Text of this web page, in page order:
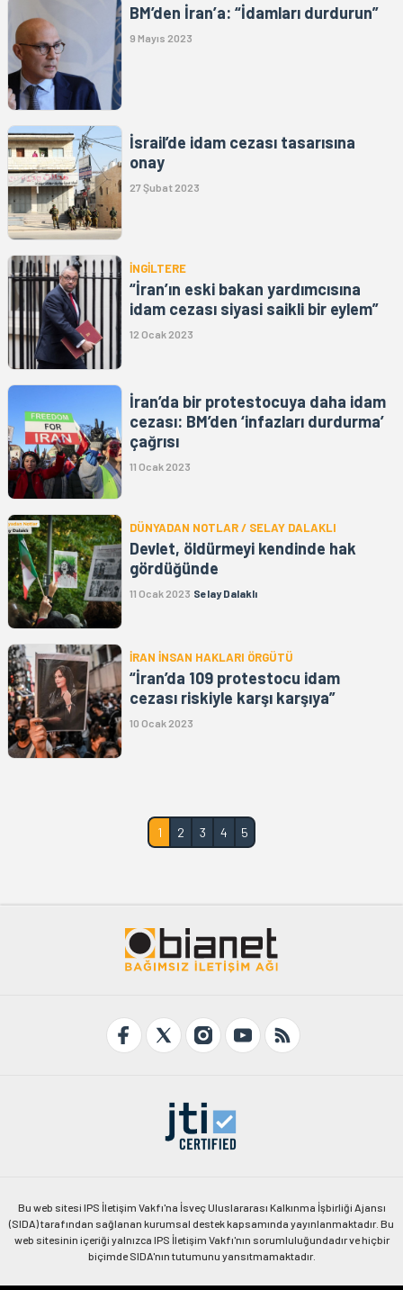
BM’den İran’a: “İdamları durdurun”
9 Mayıs 2023
İsrail’de idam cezası tasarısına
onay
27 Şubat 2023
İNGİLTERE
“İran’ın eski bakan yardımcısına
idam cezası siyasi saikli bir eylem”
12 Ocak 2023
İran’da bir protestocuya daha idam
cezası: BM’den ‘infazları durdurma’
çağrısı
11 Ocak 2023
DÜNYADAN NOTLAR / SELAY DALAKLI
Devlet, öldürmeyi kendinde hak
gördüğünde
11 Ocak 2023 Selay Dalaklı
İRAN İNSAN HAKLARI ÖRGÜTÜ
“İran’da 109 protestocu idam
cezası riskiyle karşı karşıya”
10 Ocak 2023
1 2 3 4 5
Bu web sitesi IPS İletişim Vakfı'na İsveç Uluslararası Kalkınma İşbirliği Ajansı
(SIDA) tarafından sağlanan kurumsal destek kapsamında yayınlanmaktadır. Bu
web sitesinin içeriği yalnızca IPS İletişim Vakfı'nın sorumluluğundadır ve hiçbir
biçimde SIDA'nın tutumunu yansıtmamaktadır.